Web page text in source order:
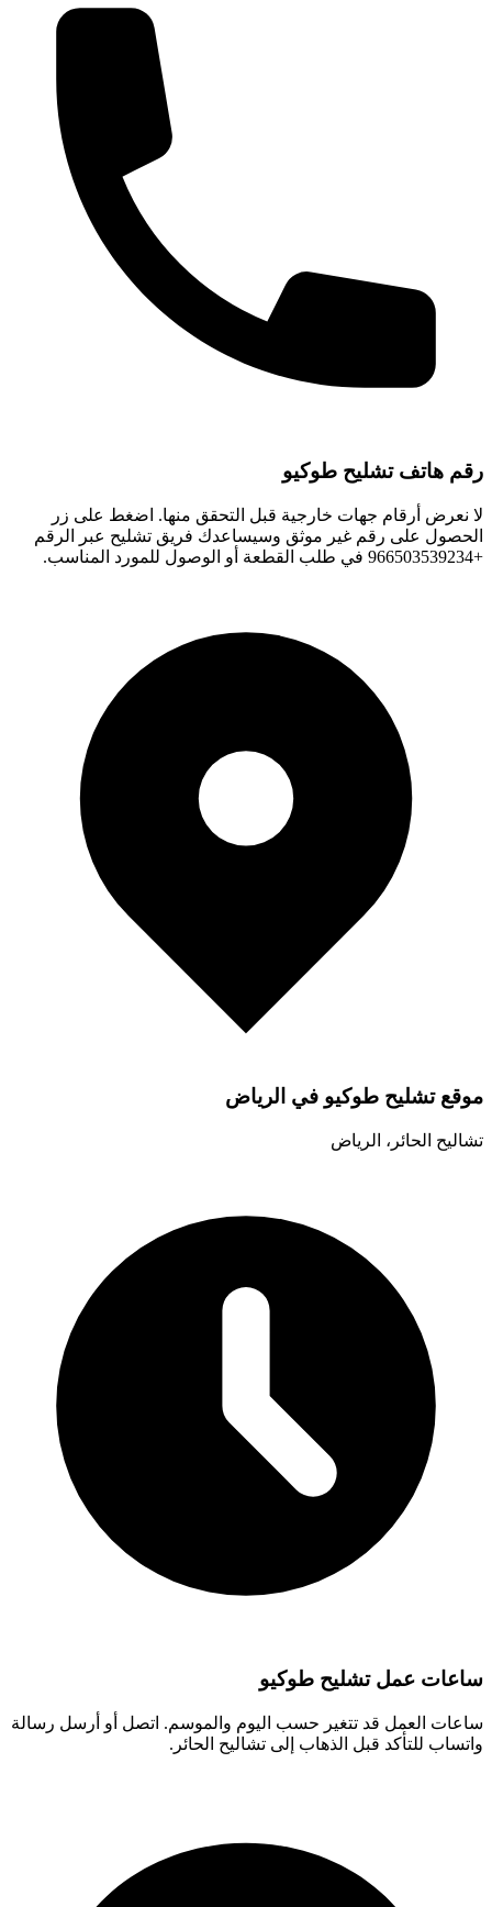
رقم هاتف تشليح طوكيو
لا نعرض أرقام جهات خارجية قبل التحقق منها. اضغط على زر
الحصول على رقم غير موثق وسيساعدك فريق تشليح عبر الرقم
+966503539234 في طلب القطعة أو الوصول للمورد المناسب.
موقع تشليح طوكيو في الرياض
تشاليح الحائر، الرياض
ساعات عمل تشليح طوكيو
ساعات العمل قد تتغير حسب اليوم والموسم. اتصل أو أرسل رسالة
واتساب للتأكد قبل الذهاب إلى تشاليح الحائر.